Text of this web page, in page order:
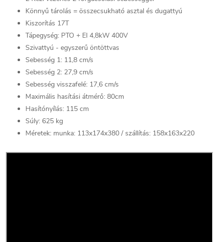
Könnyű tárolás = összecsukható asztal és dugattyú
Kiszorítás 17T
Tápegység: PTO + El 4,8kW 400V
Szivattyú - egyszerű öntöttvas
Sebesség 1: 11,8 cm/s
Sebesség 2: 27,9 cm/s
Sebesség visszafelé: 17,6 cm/s
Maximális hasítási átmérő: 80cm
Hasítónyílás: 115 cm
Súly: 625 kg
Méretek: munka: 113x174x380 / szállítás: 158x163x220